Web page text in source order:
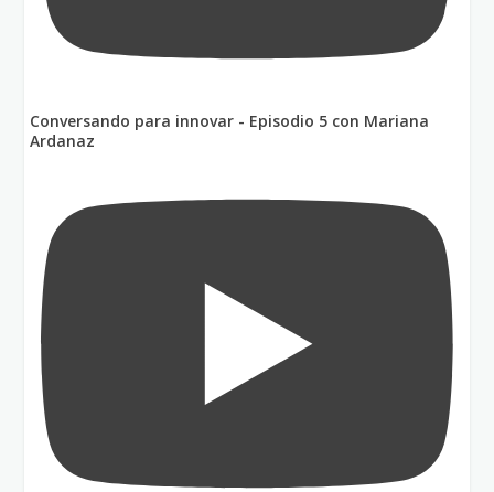
Conversando para innovar - Episodio 5 con Mariana
Ardanaz